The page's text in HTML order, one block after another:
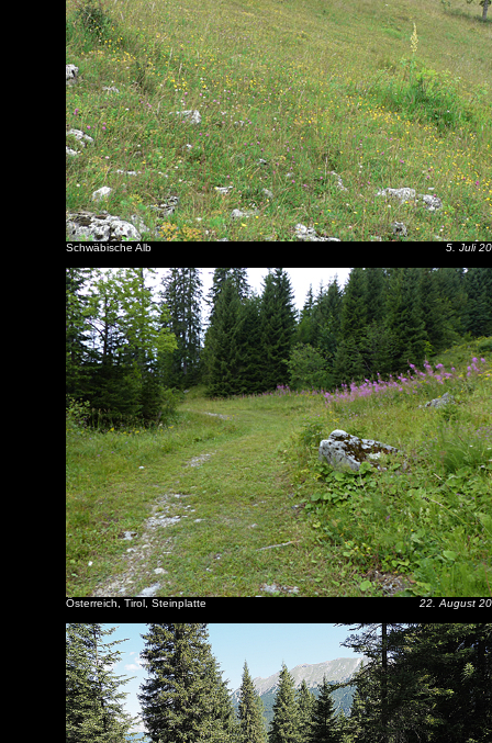
Schwäbische Alb 5. Juli
Österreich, Tirol, Steinplatte 22. August